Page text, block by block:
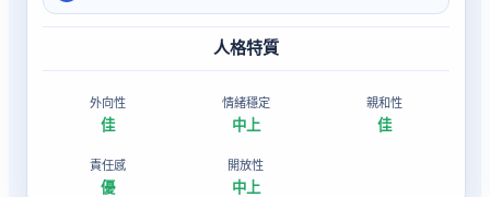
人格特質
外向性
佳
情緒穩定
中上
親和性
佳
責任感
優
開放性
中上